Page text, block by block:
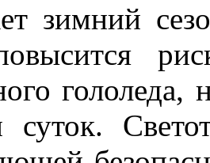
зимний
гололеда,
суток.